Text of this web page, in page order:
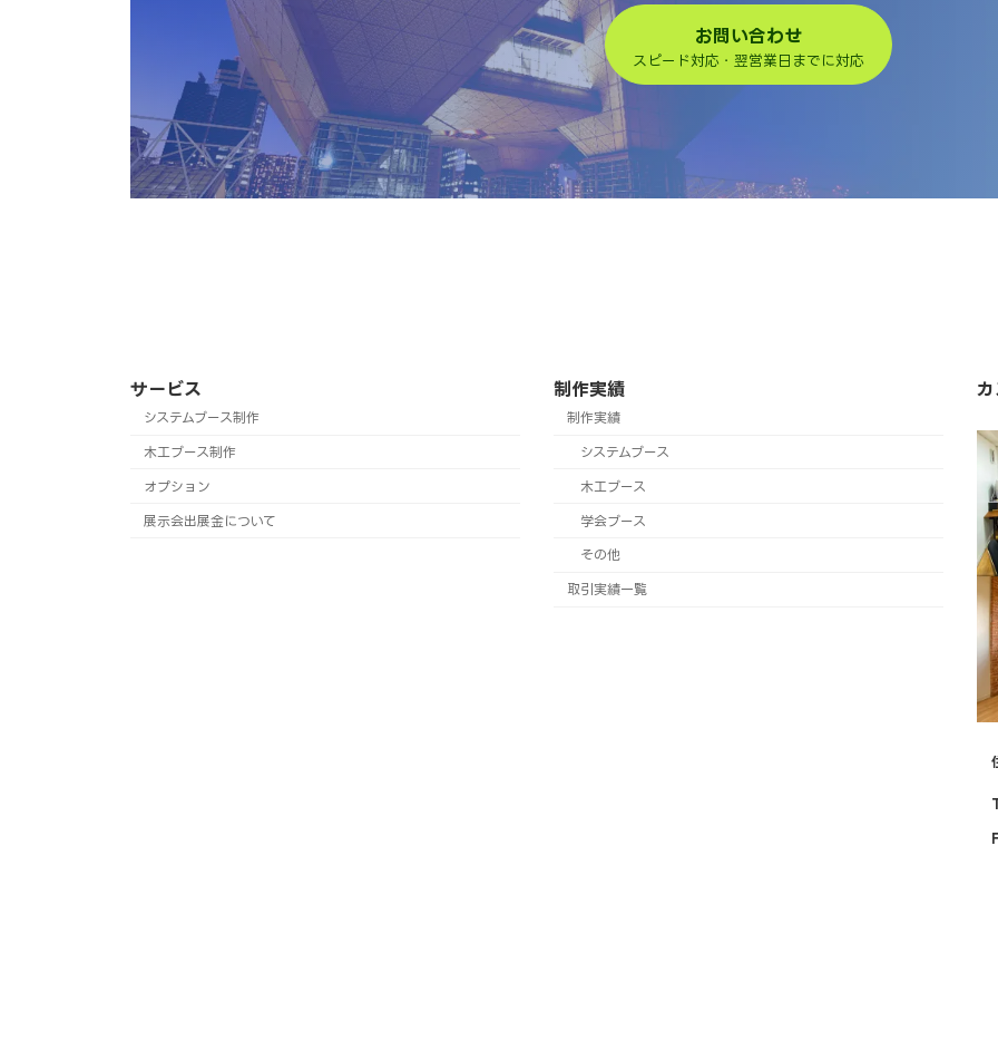
お問い合わせ
スピード対応・翌営業日までに対応
サービス
システムブース制作
木工ブース制作
オプション
展示会出展金について
制作実績
制作実績
システムブース
木工ブース
学会ブース
その他
取引実績一覧
カ